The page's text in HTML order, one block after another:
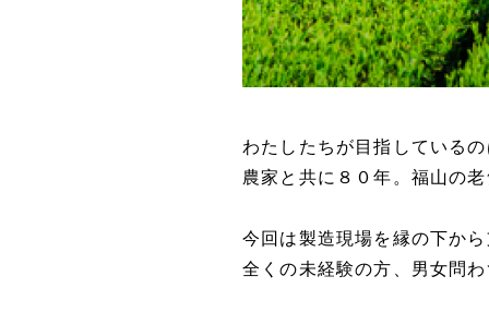
わたしたちが目指している
農家と共に８０年。福山の
今回は製造現場を縁の下か
全くの未経験の方、男女問